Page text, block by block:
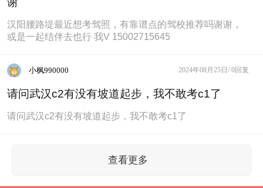
汉阳腰路堤最近想考驾照，有靠谱点的驾校推荐吗谢谢，
或是一起结伴去也行 我V 15002715645
小枫990000 2024年08月25日/ 0回复
请问武汉c2有没有坡道起步，我不敢考c1了
请问武汉c2有没有坡道起步，我不敢考c1了
查看更多